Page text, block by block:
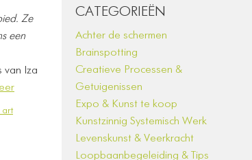
Ze
een
van Iza
art
CATEGORIEËN
Achter de schermen
Brainspotting
Creatieve Processen &
Getuigenissen
Expo & Kunst te koop
Kunstzinnig Systemisch Werk
Levenskunst & Veerkracht
Loopbaanbegeleiding & Tips